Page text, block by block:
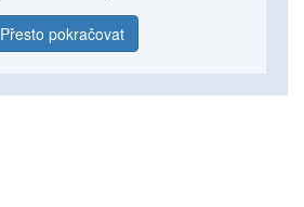
Přesto pokračovat